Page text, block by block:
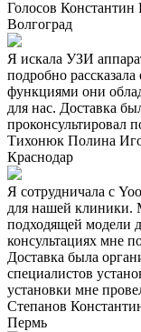
Голосов Константин
Волгоград
Я искала УЗИ
подробно
функциями они
для нас. Доставка
проконсультировал
Тихонюк Полина
Краснодар
Я сотрудничала с
для нашей клиники.
подходящей модели
консультациях мне
Доставка была
специалистов
установки мне
Степанов
Пермь